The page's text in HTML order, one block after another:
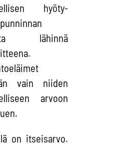
hyöty-
lähinnä
vain niiden
arvoon
on itseisarvo.